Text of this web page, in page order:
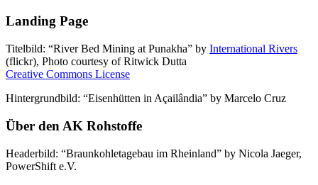
Landing Page
Titelbild: “River Bed Mining at Punakha” by International Rivers
(flickr), Photo courtesy of Ritwick Dutta
Creative Commons License
Hintergrundbild: “Eisenhütten in Açailândia” by Marcelo Cruz
Über den AK Rohstoffe
Headerbild: “Braunkohletagebau im Rheinland” by Nicola Jaeger,
PowerShift e.V.